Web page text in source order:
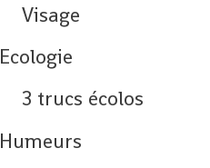
Visage
Ecologie
3 trucs écolos
Humeurs